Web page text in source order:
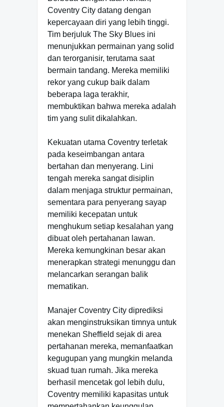
Coventry City datang dengan
kepercayaan diri yang lebih tinggi.
Tim berjuluk The Sky Blues ini
menunjukkan permainan yang solid
dan terorganisir, terutama saat
bermain tandang. Mereka memiliki
rekor yang cukup baik dalam
beberapa laga terakhir,
membuktikan bahwa mereka adalah
tim yang sulit dikalahkan.
Kekuatan utama Coventry terletak
pada keseimbangan antara
bertahan dan menyerang. Lini
tengah mereka sangat disiplin
dalam menjaga struktur permainan,
sementara para penyerang sayap
memiliki kecepatan untuk
menghukum setiap kesalahan yang
dibuat oleh pertahanan lawan.
Mereka kemungkinan besar akan
menerapkan strategi menunggu dan
melancarkan serangan balik
mematikan.
Manajer Coventry City diprediksi
akan menginstruksikan timnya untuk
menekan Sheffield sejak di area
pertahanan mereka, memanfaatkan
kegugupan yang mungkin melanda
skuad tuan rumah. Jika mereka
berhasil mencetak gol lebih dulu,
Coventry memiliki kapasitas untuk